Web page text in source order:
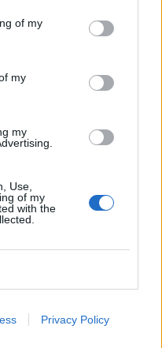
of my
my
my
Use,
of my
with the
Privacy Policy
σχόλιο
φύσα